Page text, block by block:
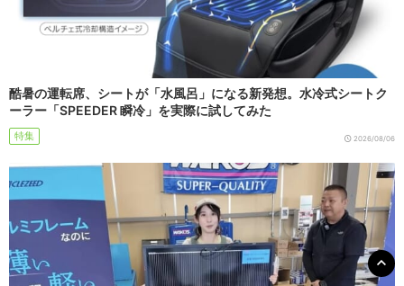
酷暑の運転席、シートが「水風呂」になる新発想。水冷式シートク
ーラー「SPEEDER 瞬冷」を実際に試してみた
特集 2026/08/06